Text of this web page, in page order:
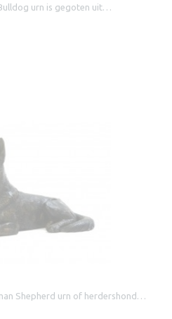
urn is gegoten uit…
Shepherd urn of herdershond…